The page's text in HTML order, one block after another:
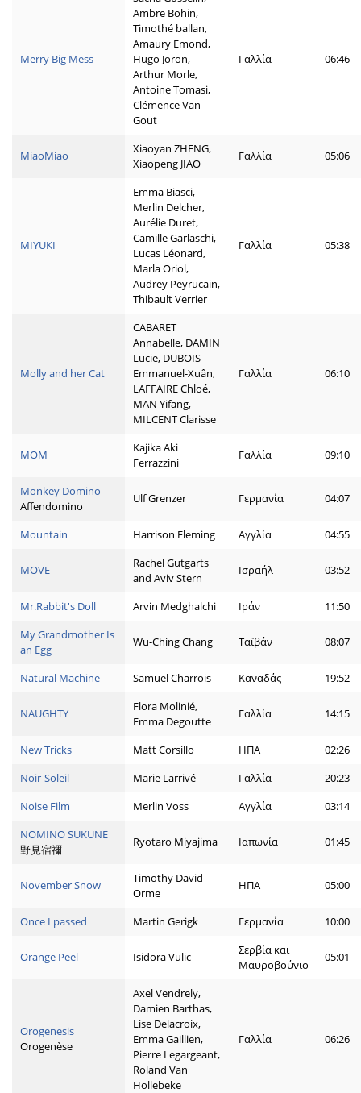
Merry Big Mess
Ambre Bohin,
Timothé ballan,
Amaury Emond,
Hugo Joron,
Arthur Morle,
Antoine Tomasi,
Clémence Van
Gout
Γαλλία 06:46
MiaoMiao
Xiaoyan ZHENG,
Xiaopeng JIAO
Γαλλία 05:06
MIYUKI
Emma Biasci,
Merlin Delcher,
Aurélie Duret,
Camille Garlaschi,
Lucas Léonard,
Marla Oriol,
Audrey Peyrucain,
Thibault Verrier
Γαλλία 05:38
Molly and her Cat
CABARET
Annabelle, DAMIN
Lucie, DUBOIS
Emmanuel-Xuân,
LAFFAIRE Chloé,
MAN Yifang,
MILCENT Clarisse
Γαλλία 06:10
MOM
Kajika Aki
Ferrazzini
Γαλλία 09:10
Monkey Domino
Affendomino
Ulf Grenzer Γερμανία 04:07
Mountain Harrison Fleming Αγγλία 04:55
MOVE
Rachel Gutgarts
and Aviv Stern
Ισραήλ 03:52
Mr.Rabbit's Doll Arvin Medghalchi Ιράν
11:50
My Grandmother Is
an Egg
Wu-Ching Chang Ταϊβάν 08:07
Natural Machine Samuel Charrois Καναδάς 19:52
NAUGHTY
Flora Molinié,
Emma Degoutte
Γαλλία 14:15
New Tricks Matt Corsillo ΗΠΑ
02:26
Noir-Soleil
Marie Larrivé Γαλλία
20:23
Noise Film
Merlin Voss Αγγλία
03:14
NOMINO SUKUNE
野見宿禰
Ryotaro Miyajima Ιαπωνία 01:45
November Snow
Timothy David
Orme
ΗΠΑ 05:00
Once I passed Martin Gerigk Γερμανία 10:00
Orange Peel Isidora Vulic
Σερβία και
Μαυροβούνιο
05:01
Orogenesis
Orogenèse
Axel Vendrely,
Damien Barthas,
Lise Delacroix,
Emma Gaillien,
Pierre Legargeant,
Roland Van
Hollebeke
Γαλλία 06:26